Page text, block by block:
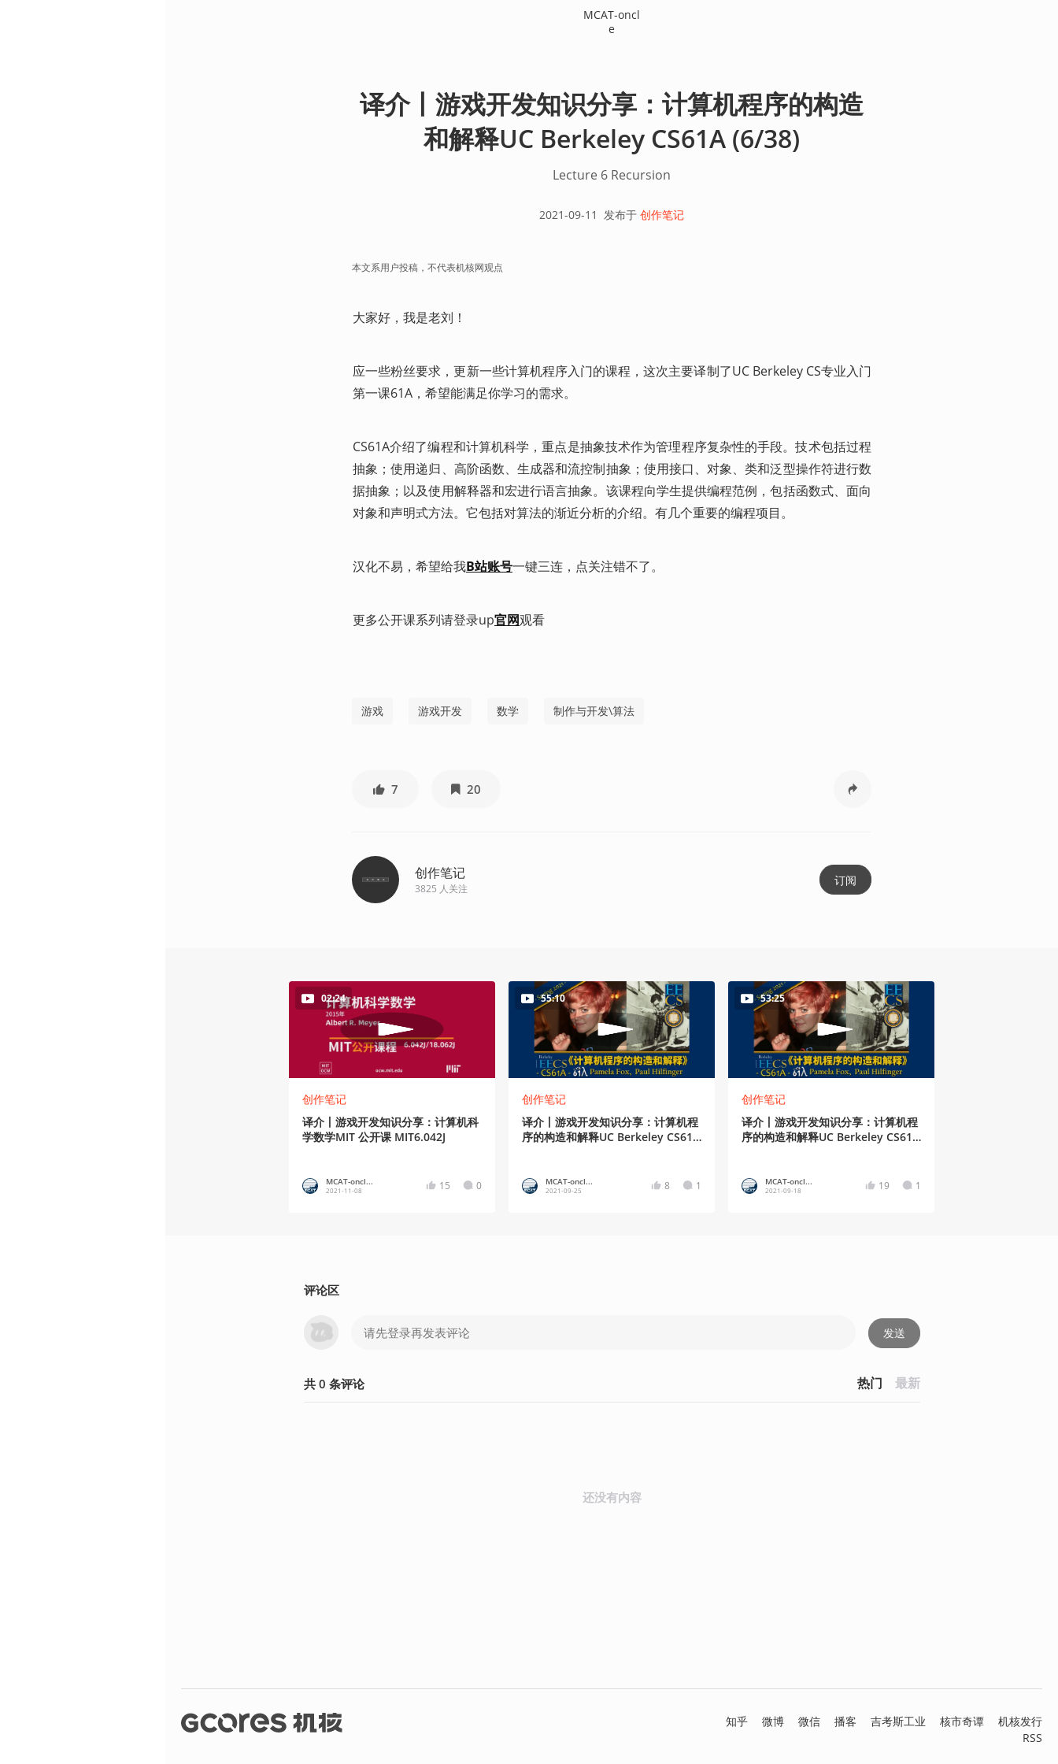
MCAT-oncl
e
译介丨游戏开发知识分享：计算机程序的构造
和解释UC Berkeley CS61A (6/38)
Lecture 6 Recursion
2021-09-11 发布于 创作笔记
本文系用户投稿，不代表机核网观点
大家好，我是老刘！
应一些粉丝要求，更新一些计算机程序入门的课程，这次主要译制了UC Berkeley CS专业入门
第一课61A，希望能满足你学习的需求。
CS61A介绍了编程和计算机科学，重点是抽象技术作为管理程序复杂性的手段。技术包括过程
抽象；使用递归、高阶函数、生成器和流控制抽象；使用接口、对象、类和泛型操作符进行数
据抽象；以及使用解释器和宏进行语言抽象。该课程向学生提供编程范例，包括函数式、面向
对象和声明式方法。它包括对算法的渐近分析的介绍。有几个重要的编程项目。
汉化不易，希望给我B站账号一键三连，点关注错不了。
更多公开课系列请登录up官网观看
游戏 游戏开发 数学 制作与开发\算法
7 20
创作笔记
3825 人关注
订阅
02:24
创作笔记
译介丨游戏开发知识分享：计算机科
学数学MIT 公开课 MIT6.042J
MCAT-oncl...
2021-11-08 15 0
55:10
创作笔记
译介丨游戏开发知识分享：计算机程
序的构造和解释UC Berkeley CS61A
MCAT-oncl...
2021-09-25 8 1
53:25
创作笔记
译介丨游戏开发知识分享：计算机程
序的构造和解释UC Berkeley CS61A
MCAT-oncl...
2021-09-18 19 1
评论区
发送
共 0 条评论 热门 最新
还没有内容
知乎 微博 微信 播客 吉考斯工业 核市奇谭
机核发行
RSS